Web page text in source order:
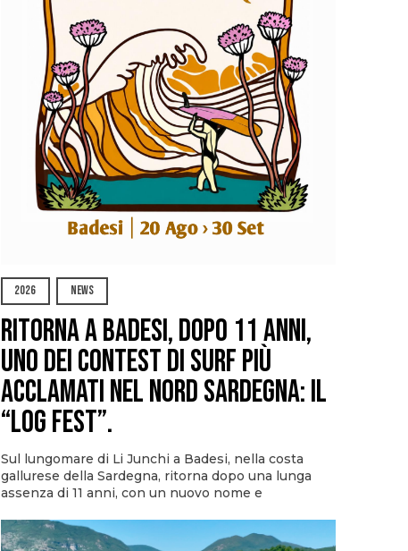
2026 NEWS
Ritorna a Badesi, dopo 11 anni,
uno dei contest di surf più
acclamati nel nord Sardegna: il
“Log Fest”.
Sul lungomare di Li Junchi a Badesi, nella costa
gallurese della Sardegna, ritorna dopo una lunga
assenza di 11 anni, con un nuovo nome e